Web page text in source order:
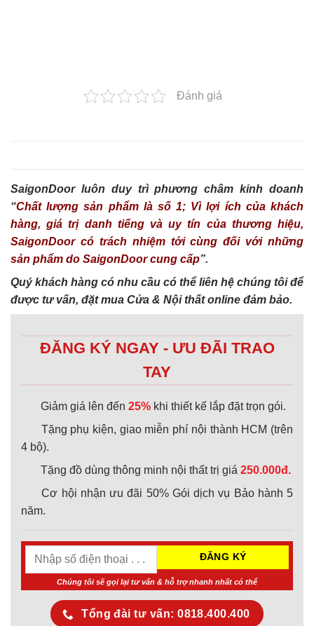
Đánh giá
SaigonDoor luôn duy trì phương châm kinh doanh
“Chất lượng sản phẩm là số 1; Vì lợi ích của khách
hàng, giá trị danh tiếng và uy tín của thương hiệu,
SaigonDoor có trách nhiệm tới cùng đối với những
sản phẩm do SaigonDoor cung cấp”.
Quý khách hàng có nhu cầu có thể liên hệ chúng tôi để
được tư vấn, đặt mua Cửa & Nội thất online đảm bảo.
ĐĂNG KÝ NGAY - ƯU ĐÃI TRAO
TAY
Giảm giá lên đến 25% khi thiết kế lắp đặt trọn gói.
Tặng phụ kiện, giao miễn phí nội thành HCM (trên
4 bộ).
Tặng đồ dùng thông minh nội thất trị giá 250.000đ.
Cơ hội nhận ưu đãi 50% Gói dịch vụ Bảo hành 5
năm.
Chúng tôi sẽ gọi lại tư vấn & hỗ trợ nhanh nhất có thể
Tổng đài tư vấn: 0818.400.400